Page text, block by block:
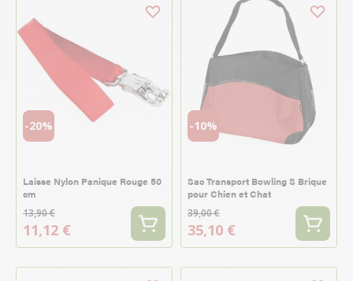
-20%
Laisse Nylon Panique Rouge 50
cm
13,90 €
11,12 €
-10%
Sac Transport Bowling S Brique
pour Chien et Chat
39,00 €
35,10 €